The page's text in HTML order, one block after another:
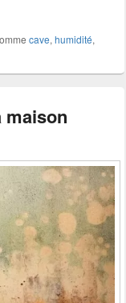
cave, humidité,
maison